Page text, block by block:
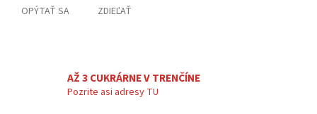
OPÝTAŤ SA ZDIEĽAŤ
AŽ 3 CUKRÁRNE V TRENČÍNE
Pozrite asi adresy TU